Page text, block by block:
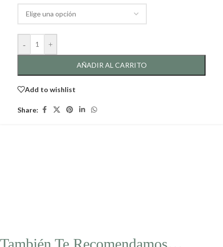
- +
AÑADIR AL CARRITO
Add to wishlist
Share: